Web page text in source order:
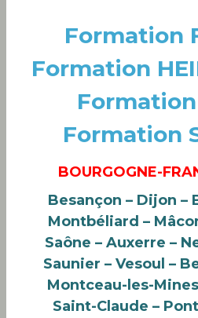
Formation
Formation
Formation
Formation
BOURGOGNE-
Besançon – Dijon –
Montbéliard –
Saône – Auxerre –
Saunier – Vesoul –
Montceau-les-
Saint-Claude –